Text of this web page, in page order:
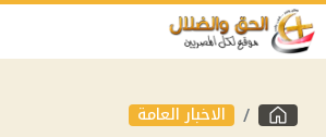
الاخبار العامة